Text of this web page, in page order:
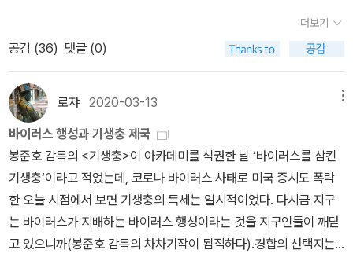
하는 책이다. “내가 누구인지 말할 수 있는 자 누구인가?” 리어왕의
주변에서는 아무도 나서지 못했지만, <나를 나답게 만드는 것들>의
저자라면 자격이 있겠다. ‘나를 나답게 만드는 특이한 힘들’에 관해 다
루면서 그는 우리가 가진 잘못된 자아감을 교정하고자 한다. 통상 우
리 몸을 구성하는 유전자가 하나의 청사진으로서 많은 것을 결정하
고, 또 조종한다는 사실까지는 상식이 됐다. 그럼에도 유전자에 의해
모든 것이 결정되지는 않으며 우리의 자아는 각자가 만들어가는 것이
라는 견해도 상식에 가깝다. 책에서는 이러한 상식을 새로운 과학적
발견들을 바탕으로 보강하거나 전복한다. 저자는 유전자 외에도 후성
유전학과 미생물군유전체라 불리는 미생물 침입자들이 우리의 행동
에 막대한 영향을 미치고 있다는 사실을 다양한 실험결과를 토대로
더보기
공감 (36) 댓글 (0)
로쟈 2020-03-13
바이러스 행성과 기생충 제국
봉준호 감독의 <기생충>이 아카데미를 석권한 날 ‘바이러스를 삼킨
기생충‘이라고 적었는데, 코로나 바이러스 사태로 미국 증시도 폭락
한 오늘 시점에서 보면 기생충의 득세는 일시적이었다. 다시금 지구
는 바이러스가 지배하는 바이러스 행성이라는 것을 지구인들이 깨닫
고 있으니까(봉준호 감독의 차차기작이 됨직하다).경합의 선택지는